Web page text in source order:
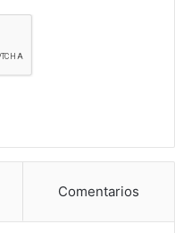
Comentarios